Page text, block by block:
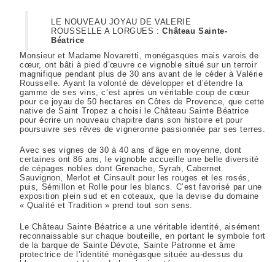
LE NOUVEAU JOYAU DE VALERIE
ROUSSELLE A LORGUES :Château Sainte-
Béatrice
Monsieur et Madame Novaretti, monégasques mais varois de
cœur, ont bâti à pied d’œuvre ce vignoble situé sur un terroir
magnifique pendant plus de 30 ans avant de le céder à Valérie
Rousselle. Ayant la volonté de développer et d’étendre la
gamme de ses vins, c’est après un véritable coup de cœur
pour ce joyau de 50 hectares en Côtes de Provence, que cette
native de Saint Tropez a choisi le Château Sainte Béatrice
pour écrire un nouveau chapitre dans son histoire et pour
poursuivre ses rêves de vigneronne passionnée par ses terres.
Avec ses vignes de 30 à 40 ans d’âge en moyenne, dont
certaines ont 86 ans, le vignoble accueille une belle diversité
de cépages nobles dont Grenache, Syrah, Cabernet
Sauvignon, Merlot et Cinsault pour les rouges et les rosés,
puis, Sémillon et Rolle pour les blancs. C’est favorisé par une
exposition plein sud et en coteaux, que la devise du domaine
« Qualité et Tradition » prend tout son sens.
Le Château Sainte Béatrice a une véritable identité, aisément
reconnaissable sur chaque bouteille, en portant le symbole fort
de la barque de Sainte Dévote, Sainte Patronne et âme
protectrice de l’identité monégasque située au-dessus du